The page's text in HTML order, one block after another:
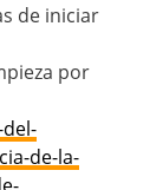
de iniciar
por
de-la-